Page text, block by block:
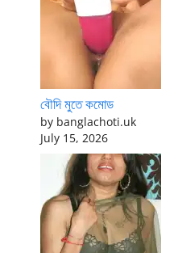
বৌদি মুতে কমোড
by banglachoti.uk
July 15, 2026